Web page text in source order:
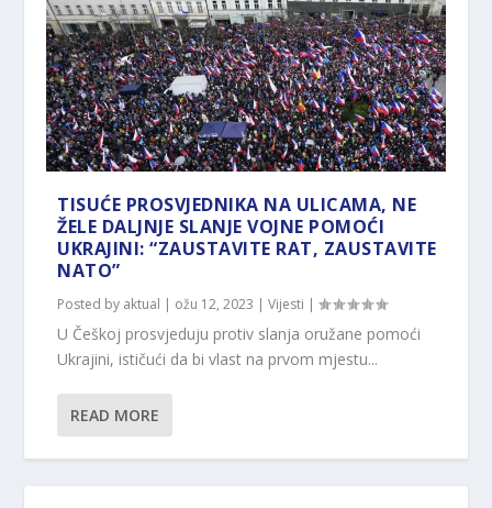
TISUĆE PROSVJEDNIKA NA ULICAMA, NE
ŽELE DALJNJE SLANJE VOJNE POMOĆI
UKRAJINI: “ZAUSTAVITE RAT, ZAUSTAVITE
NATO”
Posted by aktual | ožu 12, 2023 |Vijesti |
U Češkoj prosvjeduju protiv slanja oružane pomoći
Ukrajini, ističući da bi vlast na prvom mjestu...
READ MORE